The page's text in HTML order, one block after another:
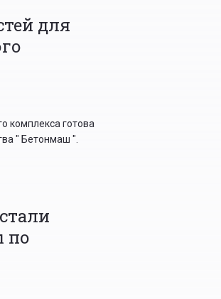
для
комплекса готова
" Бетонмаш ".
по